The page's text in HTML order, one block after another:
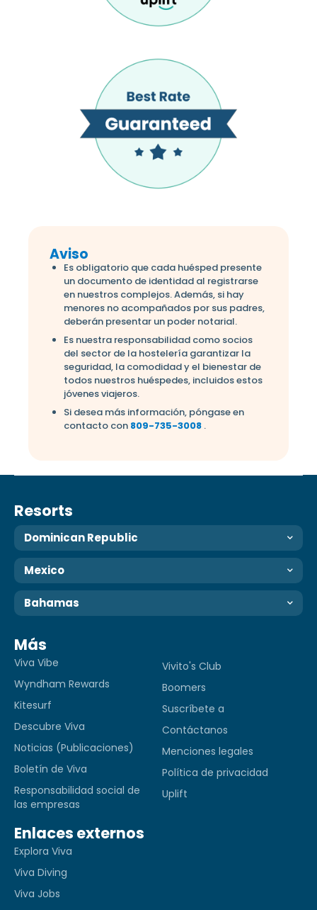
Aviso
Es obligatorio que cada huésped presente
un documento de identidad al registrarse
en nuestros complejos. Además, si hay
menores no acompañados por sus padres,
deberán presentar un poder notarial.
Es nuestra responsabilidad como socios
del sector de la hostelería garantizar la
seguridad, la comodidad y el bienestar de
todos nuestros huéspedes, incluidos estos
jóvenes viajeros.
Si desea más información, póngase en
contacto con 809-735-3008 .
Resorts
Dominican Republic
Mexico
Bahamas
Más
Viva Vibe
Wyndham Rewards
Kitesurf
Descubre Viva
Noticias (Publicaciones)
Boletín de Viva
Responsabilidad social de
las empresas
Vivito's Club
Boomers
Suscríbete a
Contáctanos
Menciones legales
Política de privacidad
Uplift
Enlaces externos
Explora Viva
Viva Diving
Viva Jobs